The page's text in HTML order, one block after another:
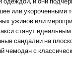
или укороченными
ужинов или
станут
сандалии на
чемодан с